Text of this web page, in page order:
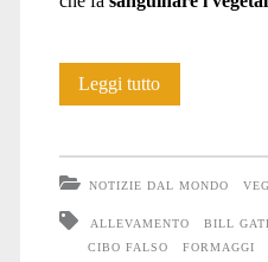
Leggi tuttoIl
finta
NOTIZIE DAL MONDO
ALLEVAMENTO BILL
CIBO FALSO
FORMAGGI